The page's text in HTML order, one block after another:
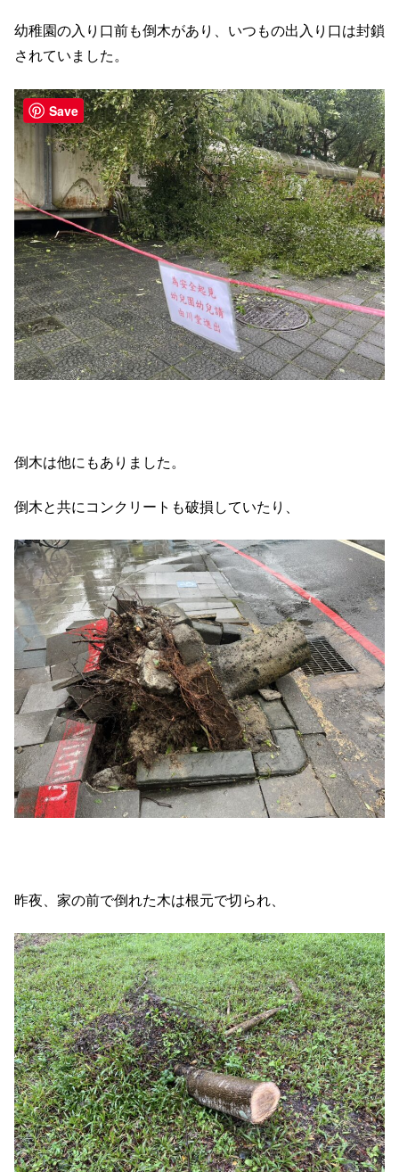
幼稚園の入り口前も倒木があり、いつもの出入り口は封鎖
されていました。
倒木は他にもありました。
倒木と共にコンクリートも破損していたり、
昨夜、家の前で倒れた木は根元で切られ、
Save